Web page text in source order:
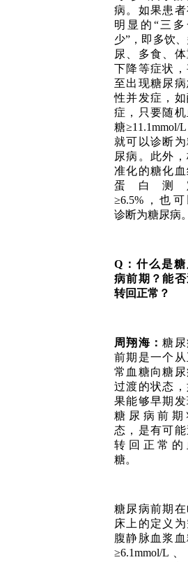
病。如果患者
明显的“三多
少”，即多饮
尿、多食、体
下降等症状，
至出现糖尿病
性并发症，如
症，只要随机
糖≥11.1mmol/L
就可以诊断为
尿病。此外，
准化的糖化血
蛋白测
≥6.5%，也可
诊断为糖尿病。
Q：什么是糖
病前期？能否
转回正常？
周翔海：糖尿
前期是一个从
常血糖向糖尿
过渡的状态，
果能够早期发
糖尿病前期
态，是有可能
转回正常的
糖。
糖尿病前期在
床上的定义为
腹静脉血浆血
≥6.1mmol/L、